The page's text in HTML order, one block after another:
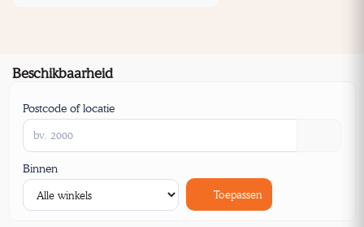
Beschikbaarheid
Postcode of locatie
Binnen
Toepassen